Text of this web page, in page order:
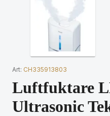
Art: CH335913803
Luftfuktare
Ultrasonic